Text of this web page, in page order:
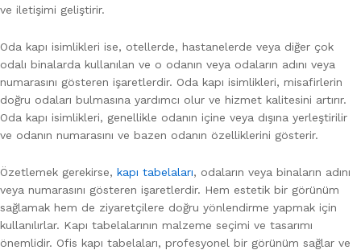
ve iletişimi geliştirir.
Oda kapı isimlikleri ise, otellerde, hastanelerde veya diğer çok
odalı binalarda kullanılan ve o odanın veya odaların adını veya
numarasını gösteren işaretlerdir. Oda kapı isimlikleri, misafirlerin
doğru odaları bulmasına yardımcı olur ve hizmet kalitesini artırır.
Oda kapı isimlikleri, genellikle odanın içine veya dışına yerleştirilir
ve odanın numarasını ve bazen odanın özelliklerini gösterir.
Özetlemek gerekirse, kapı tabelaları, odaların veya binaların adını
veya numarasını gösteren işaretlerdir. Hem estetik bir görünüm
sağlamak hem de ziyaretçilere doğru yönlendirme yapmak için
kullanılırlar. Kapı tabelalarının malzeme seçimi ve tasarımı
önemlidir. Ofis kapı tabelaları, profesyonel bir görünüm sağlar ve